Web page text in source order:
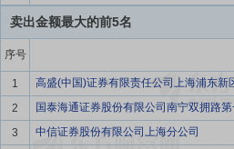
卖出金额最大的前5名
序号
1
高盛(中国)证券有限责任公司上海浦东新
2
国泰海通证券股份有限公司南宁双拥路
3
中信证券股份有限公司上海分公司